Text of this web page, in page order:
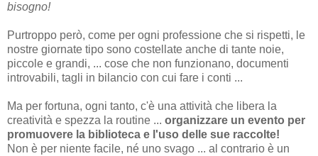
bisogno!
Purtroppo però, come per ogni professione che si rispetti, le
nostre giornate tipo sono costellate anche di tante noie,
piccole e grandi, ... cose che non funzionano, documenti
introvabili, tagli in bilancio con cui fare i conti ...
Ma per fortuna, ogni tanto, c'è una attività che libera la
creatività e spezza la routine ... organizzare un evento per
promuovere la biblioteca e l'uso delle sue raccolte!
Non è per niente facile, né uno svago ... al contrario è un